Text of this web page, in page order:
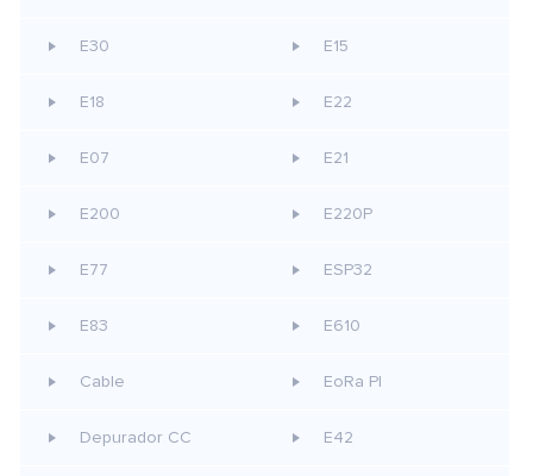
E30 E15
E18 E22
E07 E21
E200 E220P
E77 ESP32
E83 E610
Cable EoRa PI
Depurador CC E42